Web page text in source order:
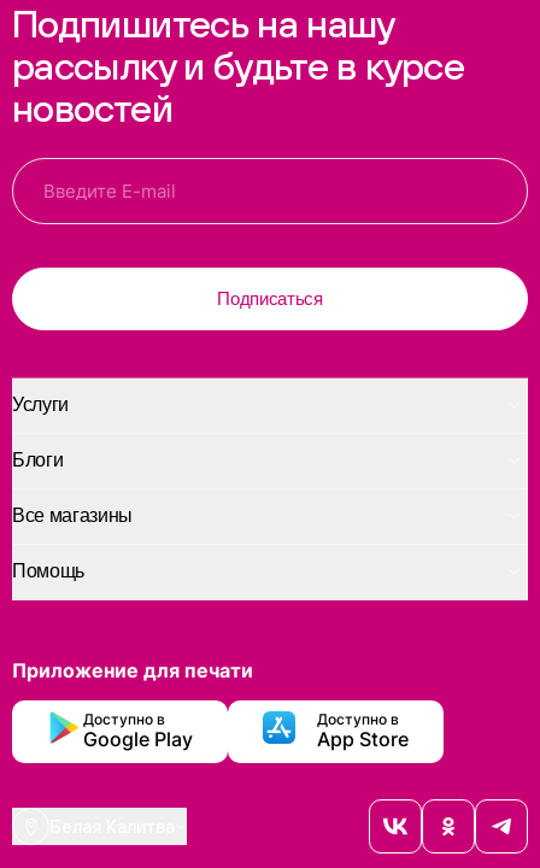
Подпишитесь на нашу
рассылку и будьте в курсе
новостей
Подписаться
Услуги
Помощь
Блоги
Все магазины
Приложение для печати
Доступно в
Google Play
Доступно в
App Store